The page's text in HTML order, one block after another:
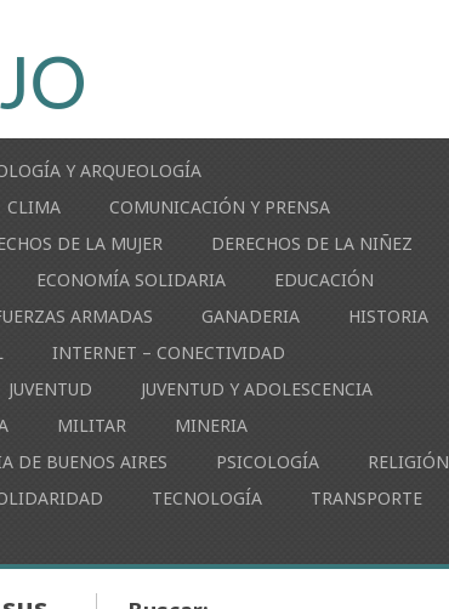
Y ARQUEOLOGÍA
CLIMA
COMUNICACIÓN Y PRENSA
DE LA MUJER
DERECHOS DE LA NIÑEZ
ECONOMÍA SOLIDARIA
EDUCACIÓN
ARMADAS GANADERIA
HISTORIA
INTERNET – CONECTIVIDAD
JUVENTUD
JUVENTUD Y ADOLESCENCIA
MILITAR
MINERIA
DE BUENOS AIRES PSICOLOGÍA
RELIGIÓN
TECNOLOGÍA
TRANSPORTE